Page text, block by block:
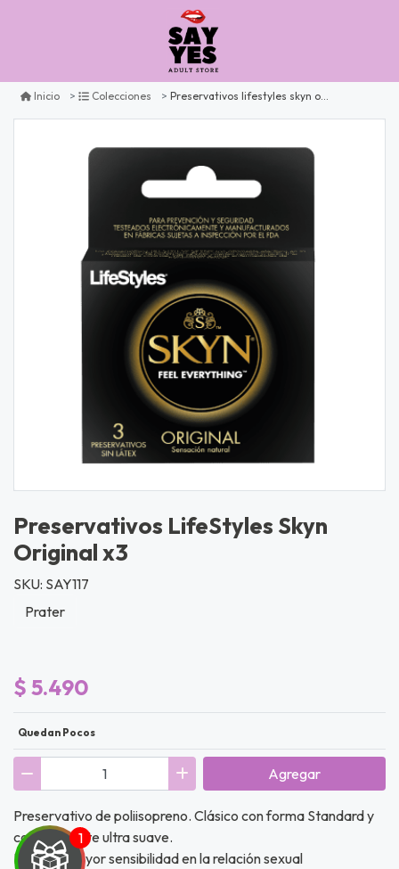
Inicio Colecciones Preservativos lifestyles skyn original x3
Preservativos LifeStyles Skyn
Original x3
SKU: SAY117
Prater
$ 5.490
Quedan Pocos
Agregar
Preservativo de poliisopreno. Clásico con forma Standard y
con lubricante ultra suave.
Entrega mayor sensibilidad en la relación sexual